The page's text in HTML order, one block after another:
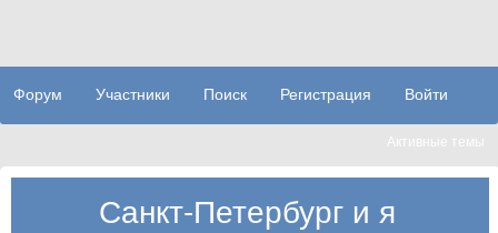
Санкт-Петербург и я
Форум Участники Поиск Регистрация Войти
Активные темы